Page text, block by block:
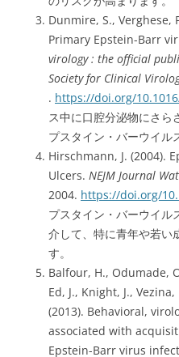
Dunmire, S., Verghese,
Primary Epstein-Barr
virology : the official
Society for Clinical
. https://doi.org/
ス中に口腔分泌物にさら
プスタイン・バーウイル
Hirschmann, J. (2004).
Ulcers. NEJM Journal
2004. https://doi.org/
プスタイン・バーウイル
介して、特に青年や若い
す。
Balfour, H., Odumade,
Ed, J., Knight, J.,
(2013). Behavioral,
associated with
Epstein-Barr virus